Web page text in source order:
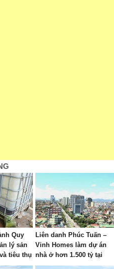
Quy
lý sản
tiêu thụ
bàn
Liên danh Phúc Tuấn –
Vinh Homes làm dự án
nhà ở hơn 1.500 tỷ tại
Nghệ An